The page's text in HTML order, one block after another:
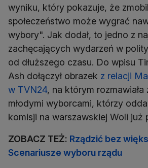
wyniku, który pokazuje, że
społeczeństwo może wygrać
wybory". Jak dodał, to jedno z
zachęcających wydarzeń w
od dłuższego czasu. Do wpisu
Ash dołączył obrazek z relacji
w TVN24, na którym rozmawiała
młodymi wyborcami, którzy
komisji na warszawskiej Woli już
ZOBACZ TEŻ: Rządzić bez
Scenariusze wyboru rządu